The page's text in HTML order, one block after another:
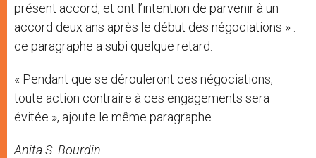
présent accord, et ont l’intention de parvenir à un
accord deux ans après le début des négociations » :
ce paragraphe a subi quelque retard.
« Pendant que se dérouleront ces négociations,
toute action contraire à ces engagements sera
évitée », ajoute le même paragraphe.
Anita S. Bourdin